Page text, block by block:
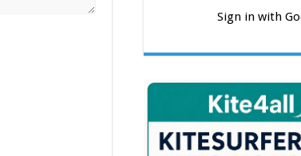
Sign in with